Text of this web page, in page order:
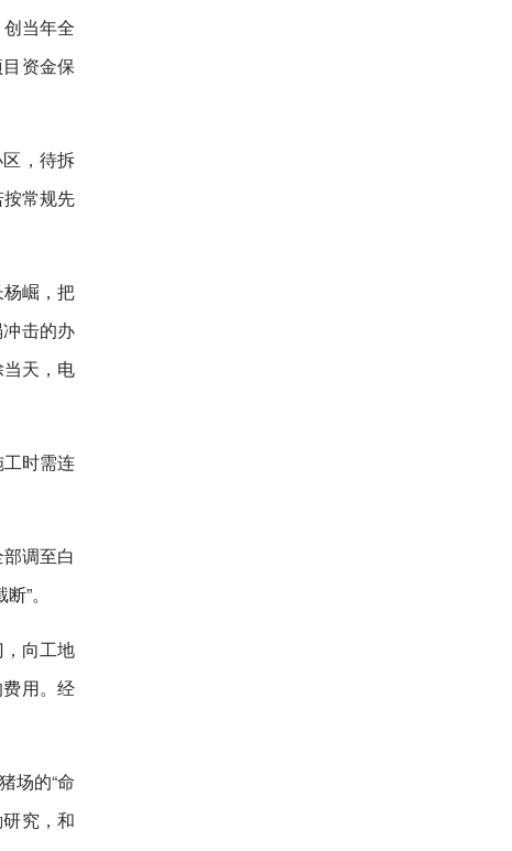
当年全
资金保
，待拆
常规先
崛，把
击的办
天，电
时需连
调至白
”。
向工地
用。经
场的“命
究，和